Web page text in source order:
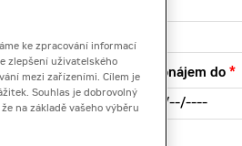
Pronájem do
ke zpracování informací
zlepšení uživatelského
mezi zařízeními. Cílem je
Souhlas je dobrovolný
na základě vašeho výběru